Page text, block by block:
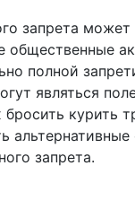
запрета
полной
являться
курить
запрета.